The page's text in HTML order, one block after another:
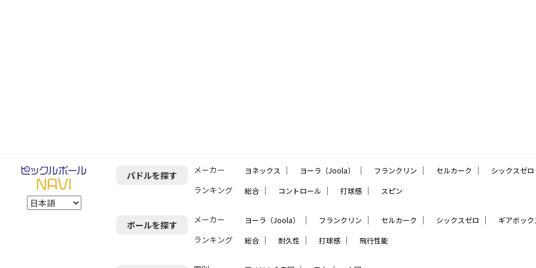
パドルを探す メーカー ヨネックス ｜ ヨーラ（Joola） ｜ フランクリン ｜ セルカーク ｜ シックスゼロ
ランキング 総合 ｜ コントロール ｜ 打球感 ｜ スピン
ボールを探す メーカー ヨーラ（Joola） ｜ フランクリン ｜ セルカーク ｜ シックスゼロ ｜ ギアボック
ランキング 総合 ｜ 耐久性 ｜ 打球感 ｜ 飛行性能